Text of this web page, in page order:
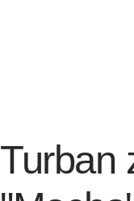
Turban